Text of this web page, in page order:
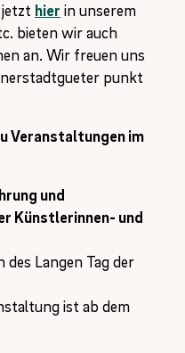
hier in unserem
bieten wir auch
an. Wir freuen uns
punkt
Veranstaltungen im
und
Künstlerinnen- und
des Langen Tag der
ist ab dem